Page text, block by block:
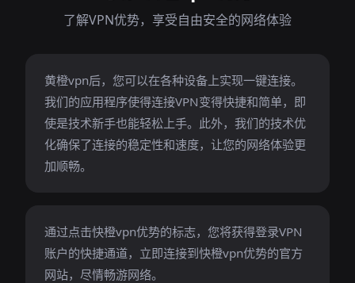
了解VPN优势，享受自由安全的网络体验
黄橙vpn后，您可以在各种设备上实现一键连接。
我们的应用程序使得连接VPN变得快捷和简单，即
使是技术新手也能轻松上手。此外，我们的技术优
化确保了连接的稳定性和速度，让您的网络体验更
加顺畅。
通过点击快橙vpn优势的标志，您将获得登录VPN
账户的快捷通道，立即连接到快橙vpn优势的官方
网站，尽情畅游网络。